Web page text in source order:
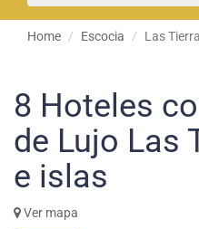
Home Escocia Las
8 Hoteles
de Lujo Las
e islas
Ver mapa